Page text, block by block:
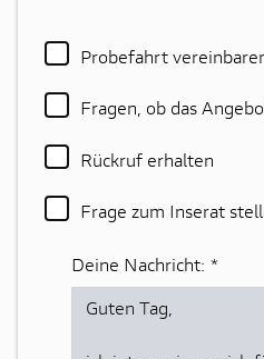
Probefahrt
Fragen, ob das
Rückruf erhalten
Frage zum Inserat
Deine Nachricht: *